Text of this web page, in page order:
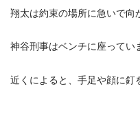
翔太は約束の場所に急いで向
神谷刑事はベンチに座ってい
近くによると、手足や顔に釘